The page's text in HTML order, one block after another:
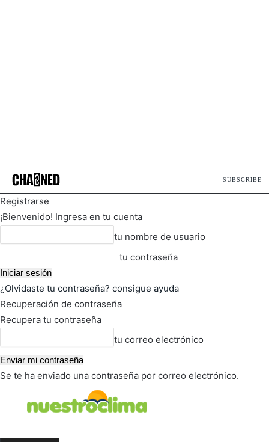
SUBSCRIBE
Registrarse
¡Bienvenido! Ingresa en tu cuenta
tu nombre de usuario
tu contraseña
¿Olvidaste tu contraseña? consigue ayuda
Recuperación de contraseña
Recupera tu contraseña
tu correo electrónico
Se te ha enviado una contraseña por correo electrónico.